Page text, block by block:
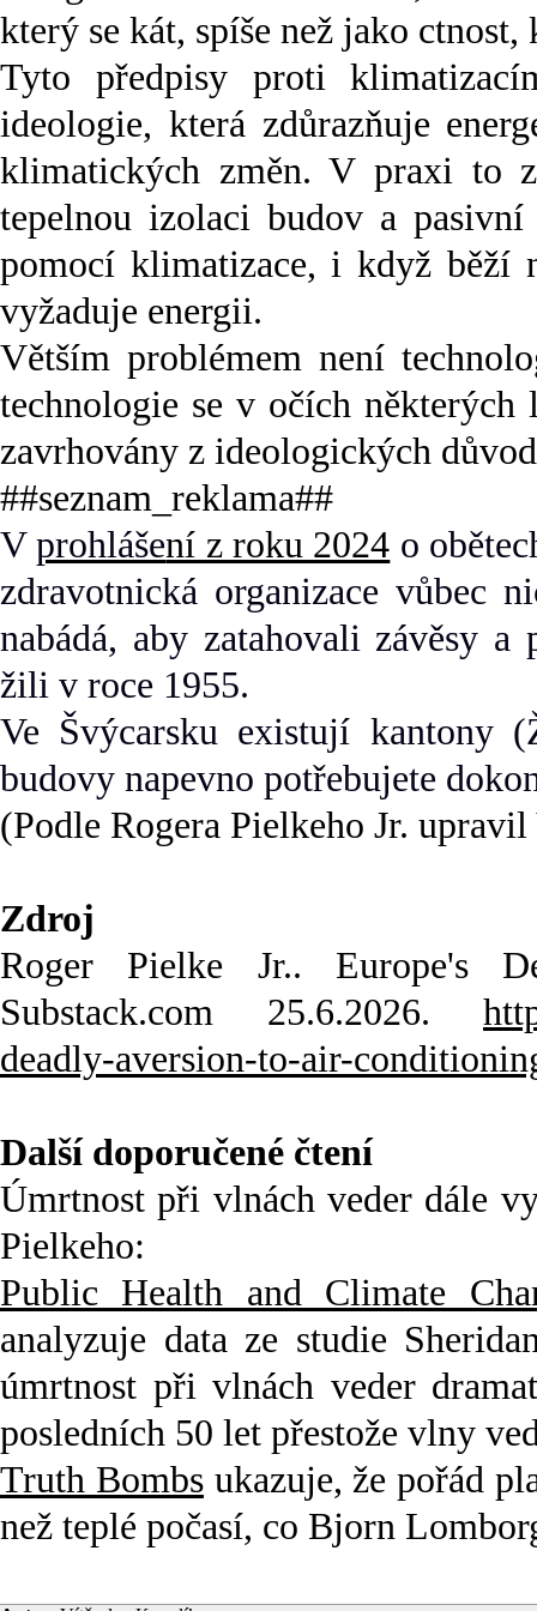
který se kát, spíše než jako
Tyto předpisy proti
ideologie, která zdůrazňuje
klimatických změn. V praxi to
tepelnou izolaci budov a
pomocí klimatizace, i když běží
vyžaduje energii.
Větším problémem není
technologie se v očích
zavrhovány z ideologických
##seznam_reklama##
Vprohlášení z roku 2024 o
zdravotnická organizace vůbec
nabádá, aby zatahovali závěsy
žili v roce 1955.
Ve Švýcarsku existují kantony
budovy napevno potřebujete
(Podle Rogera Pielkeho Jr.
Zdroj
Roger Pielke Jr.. Europe's
Substack.com 25.6.2026.
deadly-aversion-to-air-
Další doporučené čtení
Úmrtnost při vlnách veder dále
Pielkeho:
Public Health and Climate
analyzuje data ze studie
úmrtnost při vlnách veder
posledních 50 let přestože vlny
Truth Bombsukazuje, že pořád
než teplé počasí, co Bjorn